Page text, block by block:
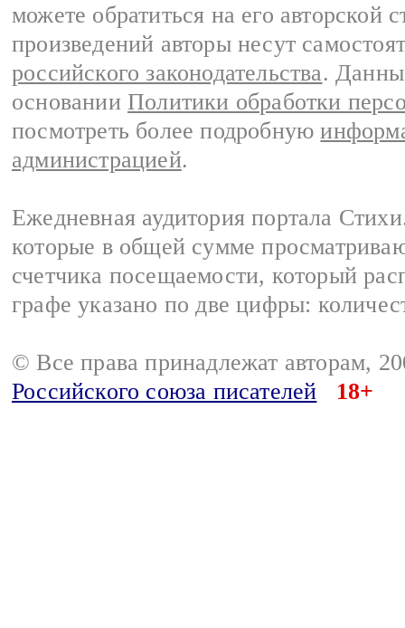
можете обратиться на его авторской
произведений авторы несут
российского законодательства.
основании Политики обработки
посмотреть более подробную
администрацией.
Ежедневная аудитория портала
которые в общей сумме
счетчика посещаемости, который
графе указано по две цифры:
© Все права принадлежат авторам,
Российского союза писателей
18+